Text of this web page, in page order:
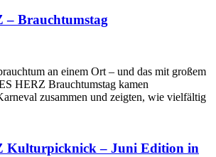
– Brauchtumstag
an einem Ort – und das mit großem
HERZ Brauchtumstag kamen
zusammen und zeigten, wie vielfältig
Kulturpicknick – Juni Edition in